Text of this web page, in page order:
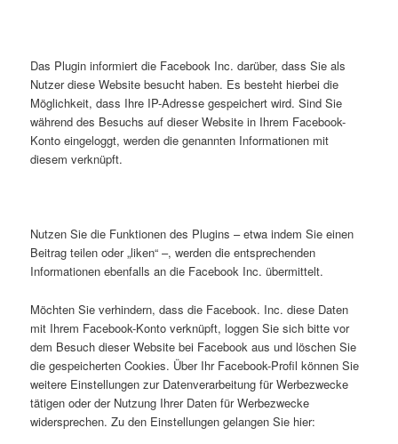
Das Plugin informiert die Facebook Inc. darüber, dass Sie als
Nutzer diese Website besucht haben. Es besteht hierbei die
Möglichkeit, dass Ihre IP-Adresse gespeichert wird. Sind Sie
während des Besuchs auf dieser Website in Ihrem Facebook-
Konto eingeloggt, werden die genannten Informationen mit
diesem verknüpft.
Nutzen Sie die Funktionen des Plugins – etwa indem Sie einen
Beitrag teilen oder „liken“ –, werden die entsprechenden
Informationen ebenfalls an die Facebook Inc. übermittelt.
Möchten Sie verhindern, dass die Facebook. Inc. diese Daten
mit Ihrem Facebook-Konto verknüpft, loggen Sie sich bitte vor
dem Besuch dieser Website bei Facebook aus und löschen Sie
die gespeicherten Cookies. Über Ihr Facebook-Profil können Sie
weitere Einstellungen zur Datenverarbeitung für Werbezwecke
tätigen oder der Nutzung Ihrer Daten für Werbezwecke
widersprechen. Zu den Einstellungen gelangen Sie hier: